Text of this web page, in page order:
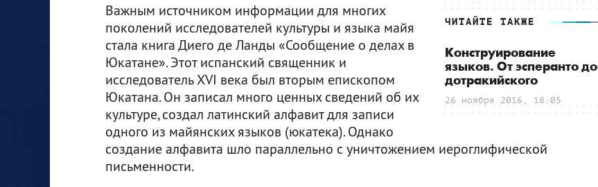
ЧИТАЙТЕ ТАКЖЕ
Конструирование
языков. От эсперанто до
дотракийского
26 ноября 2016, 18:05
Важным источником информации для многих
поколений исследователей культуры и языка майя
стала книга Диего де Ланды «Сообщение о делах в
Юкатане». Этот испанский священник и
исследователь XVI века был вторым епископом
Юкатана. Он записал много ценных сведений об их
культуре, создал латинский алфавит для записи
одного из майянских языков (юкатека). Однако
создание алфавита шло параллельно с уничтожением иероглифической
письменности.